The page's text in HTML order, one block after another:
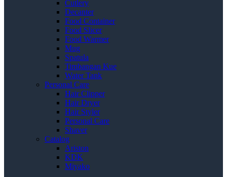
Cutlery
Decanter
Food Container
Food Slicer
Food Warmer
Mug
Spatula
Timbangan Kue
Water Tank
Personal Care
Hair Clipper
Hair Dryer
Hair Styler
Personal Care
Shaver
Catalog
Ariston
KDK
Miyako